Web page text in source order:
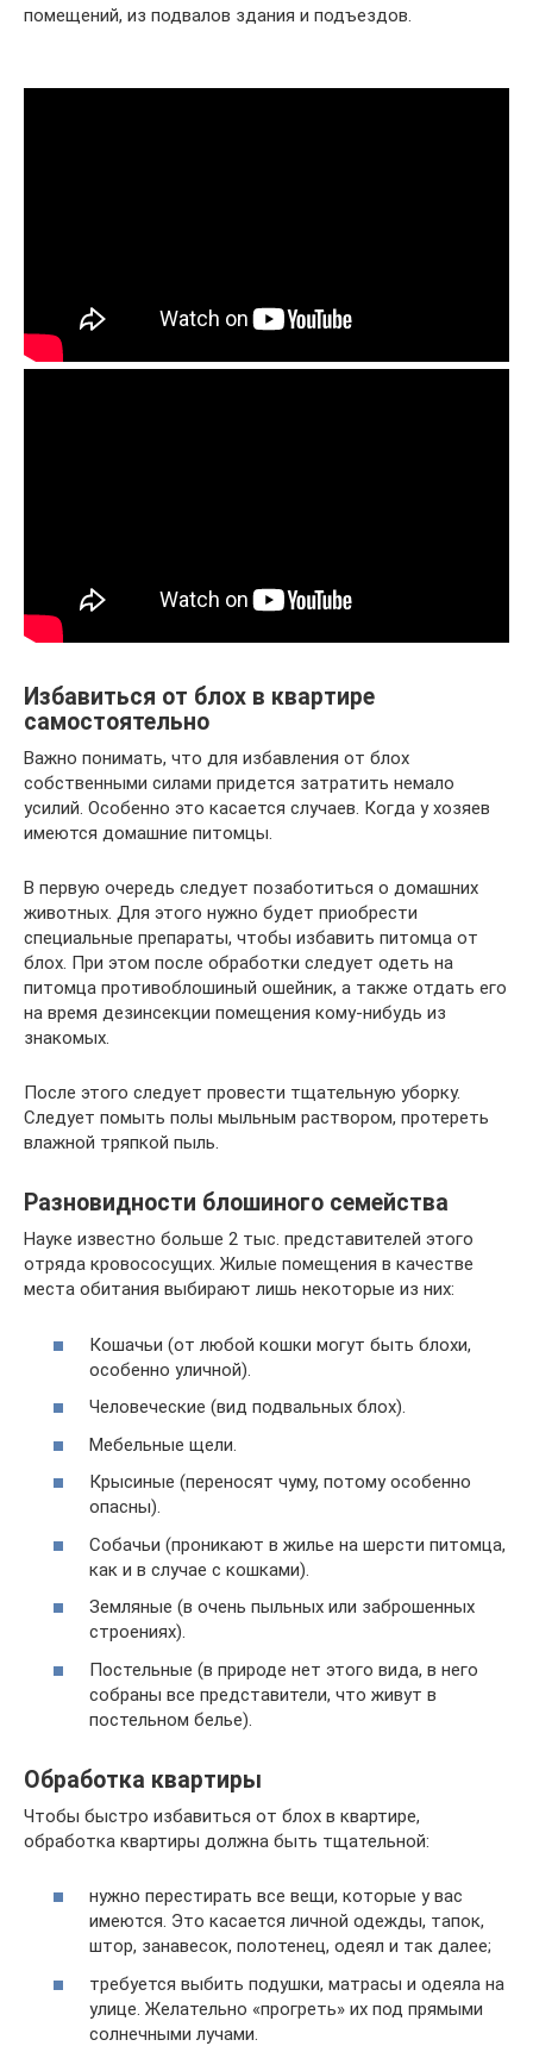
помещений, из подвалов здания и подъездов.
Избавиться от блох в квартире
самостоятельно
Важно понимать, что для избавления от блох
собственными силами придется затратить немало
усилий. Особенно это касается случаев. Когда у хозяев
имеются домашние питомцы.
В первую очередь следует позаботиться о домашних
животных. Для этого нужно будет приобрести
специальные препараты, чтобы избавить питомца от
блох. При этом после обработки следует одеть на
питомца противоблошиный ошейник, а также отдать его
на время дезинсекции помещения кому-нибудь из
знакомых.
После этого следует провести тщательную уборку.
Следует помыть полы мыльным раствором, протереть
влажной тряпкой пыль.
Разновидности блошиного семейства
Науке известно больше 2 тыс. представителей этого
отряда кровососущих. Жилые помещения в качестве
места обитания выбирают лишь некоторые из них:
Кошачьи (от любой кошки могут быть блохи,
особенно уличной).
Человеческие (вид подвальных блох).
Мебельные щели.
Крысиные (переносят чуму, потому особенно
опасны).
Собачьи (проникают в жилье на шерсти питомца,
как и в случае с кошками).
Земляные (в очень пыльных или заброшенных
строениях).
Постельные (в природе нет этого вида, в него
собраны все представители, что живут в
постельном белье).
Обработка квартиры
Чтобы быстро избавиться от блох в квартире,
обработка квартиры должна быть тщательной:
нужно перестирать все вещи, которые у вас
имеются. Это касается личной одежды, тапок,
штор, занавесок, полотенец, одеял и так далее;
требуется выбить подушки, матрасы и одеяла на
улице. Желательно «прогреть» их под прямыми
солнечными лучами.